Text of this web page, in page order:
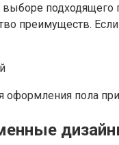
преимуществ.
оформления пола